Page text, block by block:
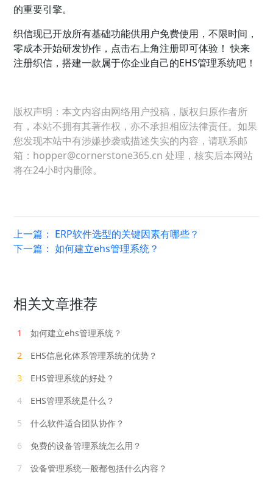
的重要引擎。
织信现已开放所有基础功能供用户免费使用，不限时间，
零成本开始研发协作，点击右上角注册即可体验！ 快来
注册织信，搭建一款属于你企业自己的EHS管理系统吧！
版权声明：本文内容由网络用户投稿，版权归原作者所
有，本站不拥有其著作权，亦不承担相应法律责任。如果
您发现本站中有涉嫌抄袭或描述失实的内容，请联系邮
箱：hopper@cornerstone365.cn 处理，核实后本网站
将在24小时内删除。
上一篇： ERP软件选型的关键因素有哪些？
下一篇：如何建立ehs管理系统？
相关文章推荐
1
如何建立ehs管理系统？
2
EHS信息化体系管理系统的优势？
3
EHS管理系统的好处？
4
EHS管理系统是什么？
5
什么软件适合团队协作？
6
免费的设备管理系统怎么用？
7
设备管理系统一般都包括什么内容？